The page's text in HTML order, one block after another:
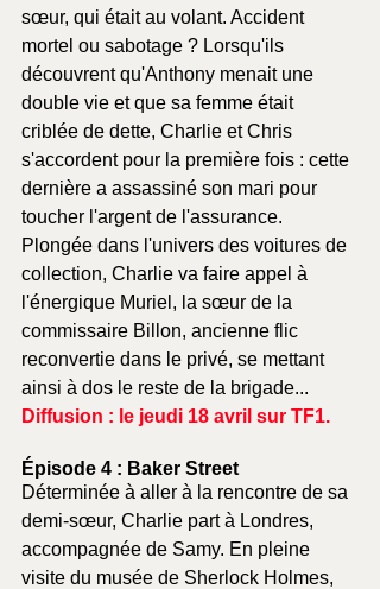
sœur, qui était au volant. Accident
mortel ou sabotage ? Lorsqu'ils
découvrent qu'Anthony menait une
double vie et que sa femme était
criblée de dette, Charlie et Chris
s'accordent pour la première fois : cette
dernière a assassiné son mari pour
toucher l'argent de l'assurance.
Plongée dans l'univers des voitures de
collection, Charlie va faire appel à
l'énergique Muriel, la sœur de la
commissaire Billon, ancienne flic
reconvertie dans le privé, se mettant
ainsi à dos le reste de la brigade...
Diffusion : le jeudi 18 avril sur TF1.
Épisode 4 : Baker Street
Déterminée à aller à la rencontre de sa
demi-sœur, Charlie part à Londres,
accompagnée de Samy. En pleine
visite du musée de Sherlock Holmes,